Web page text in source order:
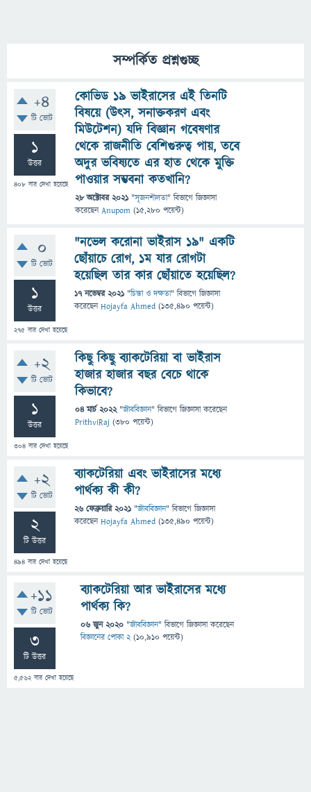
সম্পর্কিত প্রশ্নগুচ্ছ
+4
টি ভোট
1
উত্তর
408 বার দেখা হয়েছে
কোভিড ১৯ ভাইরাসের এই তিনটি
বিষয়ে (উৎস, সনাক্তকরণ এবং
মিউটেশন) যদি বিজ্ঞান গবেষণার
থেকে রাজনীতি বেশিগুরুত্ব পায়, তবে
অদুর ভবিষ্যতে এর হাত থেকে মুক্তি
পাওয়ার সম্ভবনা কতখানি?
28 অক্টোবর 2021 "সৃজনশীলতা" বিভাগে জিজ্ঞাসা
করেছেনAnupom (15,280 পয়েন্ট)
0
টি ভোট
1
উত্তর
275 বার দেখা হয়েছে
"নভেল করোনা ভাইরাস ১৯" একটি
ছোঁয়াচে রোগ, ১ম যার রোগটা
হয়েছিল তার কার ছোঁয়াতে হয়েছিল?
17 নভেম্বর 2021 "চিন্তা ও দক্ষতা" বিভাগে জিজ্ঞাসা
করেছেনHojayfa Ahmed (135,490 পয়েন্ট)
+2
টি ভোট
1
উত্তর
304 বার দেখা হয়েছে
কিছু কিছু ব্যাকটেরিয়া বা ভাইরাস
হাজার হাজার বছর বেচে থাকে
কিভাবে?
04 মার্চ 2022 "জীববিজ্ঞান" বিভাগে জিজ্ঞাসাকরেছেন
PrithviRaj (380 পয়েন্ট)
+2
টি ভোট
2
টি উত্তর
494 বার দেখা হয়েছে
ব্যাকটেরিয়া এবং ভাইরাসের মধ্যে
পার্থক্য কী কী?
26 ফেব্রুয়ারি 2021 "জীববিজ্ঞান" বিভাগে জিজ্ঞাসা
করেছেনHojayfa Ahmed (135,490 পয়েন্ট)
+11
টি ভোট
3
টি উত্তর
5,562বার দেখা হয়েছে
ব্যাকটেরিয়া আর ভাইরাসের মধ্যে
পার্থক্য কি?
06 জুন 2020 "জীববিজ্ঞান" বিভাগে জিজ্ঞাসাকরেছেন
বিজ্ঞানের পোকা 2 (10,910 পয়েন্ট)